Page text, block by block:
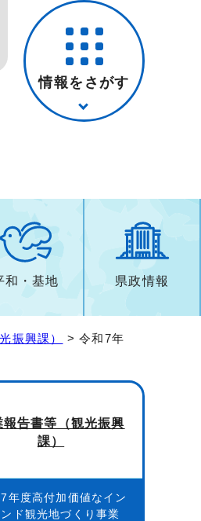
情報をさがす
和・基地 県政情報
振興課）
> 令和7年
報告書等（観光振興
課）
年度高付加価値なイン
ド観光地づくり事業